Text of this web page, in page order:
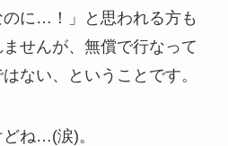
のに…！」と思われる方も
せんが、無償で行なって
ない、ということです。
ね…(涙)。